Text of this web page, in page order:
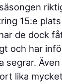
15:e
de dock
och har
segrar.
lika